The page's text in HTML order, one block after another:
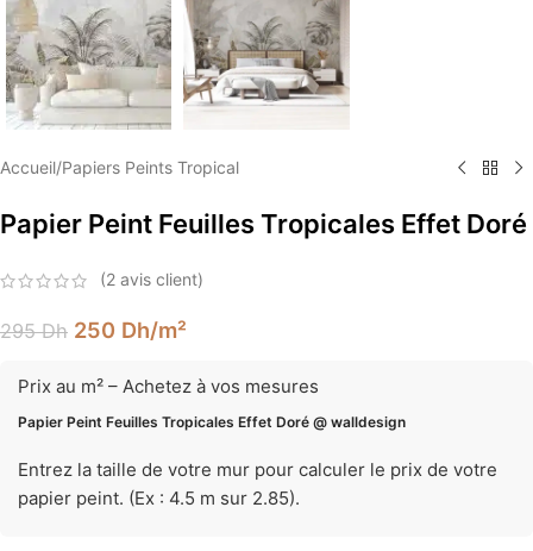
Accueil/Papiers Peints Tropical
Papier Peint Feuilles Tropicales Effet Doré
(2 avis client)
295Dh 250 Dh/m²
Prix au m² – Achetez à vos mesures
Papier Peint Feuilles Tropicales Effet Doré @ walldesign
Entrez la taille de votre mur pour calculer le prix de votre
papier peint. (Ex : 4.5 m sur 2.85).